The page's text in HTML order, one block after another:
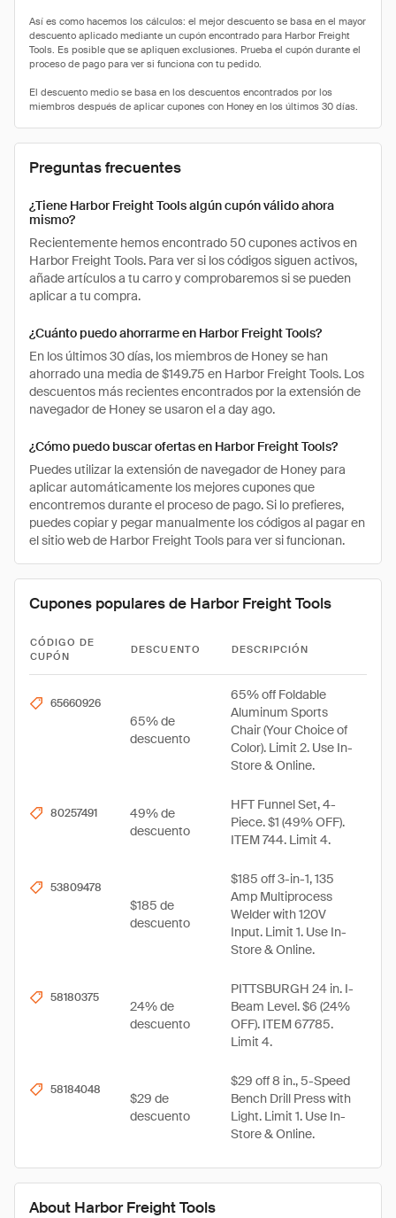
About Harbor Freight Tools
Preguntas frecuentes
¿Tiene Harbor Freight Tools algún cupón válido ahora
mismo?
Recientemente hemos encontrado 50 cupones activos en
Harbor Freight Tools. Para ver si los códigos siguen activos,
añade artículos a tu carro y comprobaremos si se pueden
aplicar a tu compra.
¿Cuánto puedo ahorrarme en Harbor Freight Tools?
En los últimos 30 días, los miembros de Honey se han
ahorrado una media de $149.75 en Harbor Freight Tools. Los
descuentos más recientes encontrados por la extensión de
navegador de Honey se usaron el a day ago.
¿Cómo puedo buscar ofertas en Harbor Freight Tools?
Puedes utilizar la extensión de navegador de Honey para
aplicar automáticamente los mejores cupones que
encontremos durante el proceso de pago. Si lo prefieres,
puedes copiar y pegar manualmente los códigos al pagar en
el sitio web de Harbor Freight Tools para ver si funcionan.
Cupones populares de Harbor Freight Tools
CÓDIGO DE
CUPÓN
DESCUENTO DESCRIPCIÓN
65660926
65% de
descuento
65% off Foldable
Aluminum Sports
Chair (Your Choice of
Color). Limit 2. Use In-
Store & Online.
80257491
49% de
descuento
HFT Funnel Set, 4-
Piece. $1 (49% OFF).
ITEM 744. Limit 4.
53809478
$185 de
descuento
$185 off 3-in-1, 135
Amp Multiprocess
Welder with 120V
Input. Limit 1. Use In-
Store & Online.
58180375
24% de
descuento
PITTSBURGH 24 in. I-
Beam Level. $6 (24%
OFF). ITEM 67785.
Limit 4.
58184048
$29 de
descuento
$29 off 8 in., 5-Speed
Bench Drill Press with
Light. Limit 1. Use In-
Store & Online.